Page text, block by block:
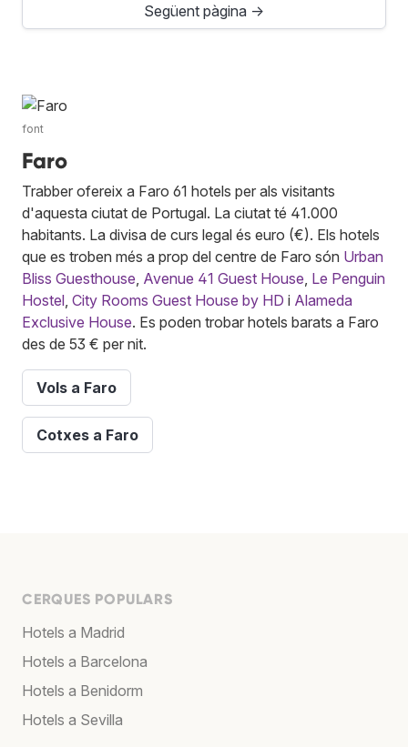
Següent pàgina →
font
Faro
Trabber ofereix a Faro 61 hotels per als visitants
d'aquesta ciutat de Portugal. La ciutat té 41.000
habitants. La divisa de curs legal és euro (€). Els hotels
que es troben més a prop del centre de Faro són Urban
Bliss Guesthouse Avenue 41 Guest House Le Penguin
Hostel City Rooms Guest House by HD i Alameda
Exclusive House. Es poden trobar hotels barats a Faro
des de 53 € per nit.
Vols a Faro
Cotxes a Faro
CERQUES POPULARS
Hotels a Madrid
Hotels a Barcelona
Hotels a Benidorm
Hotels a Sevilla